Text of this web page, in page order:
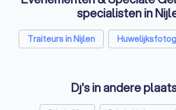
specialisten in
Traiteurs in Nijlen
Dj's in andere